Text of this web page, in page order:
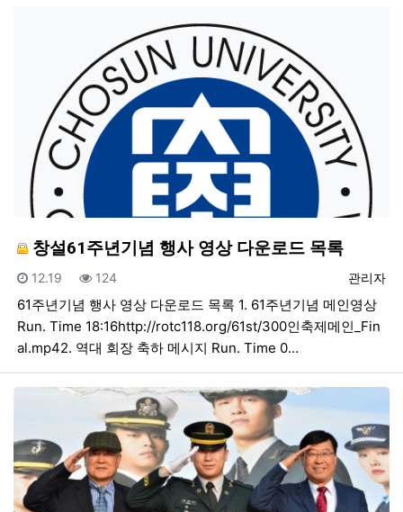
창설61주년기념 행사 영상 다운로드 목록
등록자
관리자
등록일
12.19 조회
124
61주년기념 행사 영상 다운로드 목록 1. 61주년기념 메인영상
Run. Time 18:16http://rotc118.org/61st/300인축제메인_Fin
al.mp42. 역대 회장 축하 메시지 Run. Time 0…